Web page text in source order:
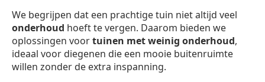
We begrijpen dat een prachtige tuin niet altijd veel
onderhoud hoeft te vergen. Daarom bieden we
oplossingen voortuinen met weinig onderhoud,
ideaal voor diegenen die een mooie buitenruimte
willen zonder de extra inspanning.